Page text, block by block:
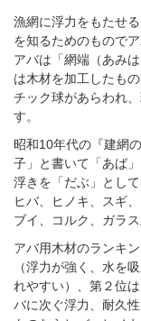
漁網に浮力をもたせ
を知るためのもので
アバは「網端（あみ
は木材を加工したも
チック球があらわれ
す。
昭和10年代の『建網
子」と書いて「あば
浮きを「だぶ」とし
ヒバ、ヒノキ、スギ
ブイ、コルク、ガラ
アバ用木材のランキ
（浮力が強く、水を
れやすい）、第２位
バに次ぐ浮力、耐久